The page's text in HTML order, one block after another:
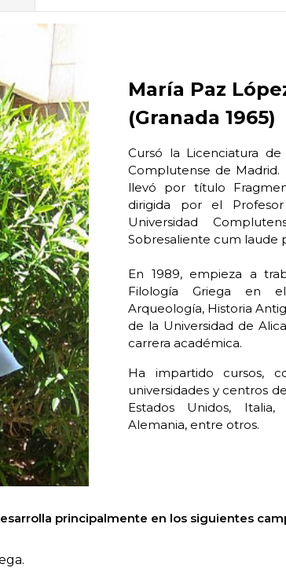
María Paz
(Granada 1965)
Cursó la Licenciatura
Complutense de Madrid.
llevó por título
dirigida por el
Universidad
Sobresaliente cum laude
En 1989, empieza a
Filología Griega en
Arqueología, Historia
de la Universidad de
carrera académica.
Ha impartido cursos,
universidades y centros
Estados Unidos,
Alemania, entre otros.
principalmente en los siguientes